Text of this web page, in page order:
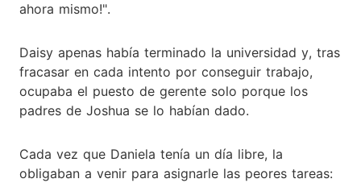
ahora mismo!".
Daisy apenas había terminado la universidad y, tras
fracasar en cada intento por conseguir trabajo,
ocupaba el puesto de gerente solo porque los
padres de Joshua se lo habían dado.
Cada vez que Daniela tenía un día libre, la
obligaban a venir para asignarle las peores tareas: